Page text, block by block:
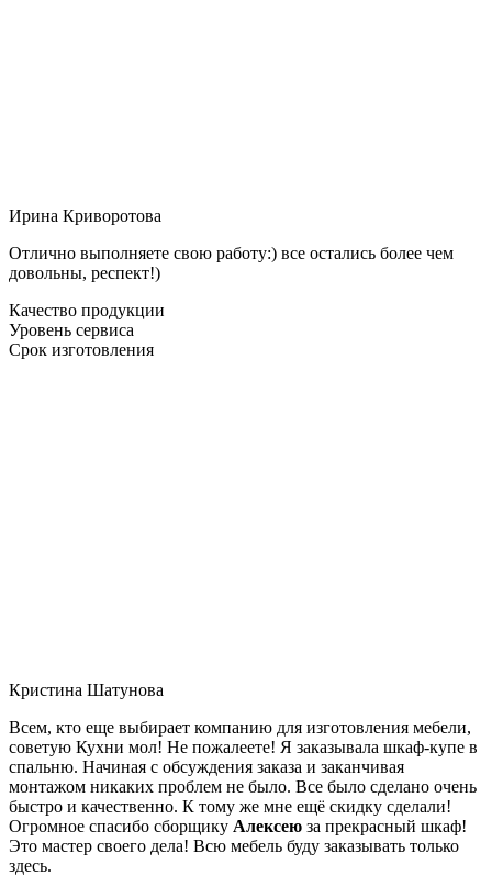
Ирина Криворотова
Отлично выполняете свою работу:) все остались более чем
довольны, респект!)
Качество продукции
Уровень сервиса
Срок изготовления
Кристина Шатунова
Всем, кто еще выбирает компанию для изготовления мебели,
советую Кухни мол! Не пожалеете! Я заказывала шкаф-купе в
спальню. Начиная с обсуждения заказа и заканчивая
монтажом никаких проблем не было. Все было сделано очень
быстро и качественно. К тому же мне ещё скидку сделали!
Огромное спасибо сборщику Алексею за прекрасный шкаф!
Это мастер своего дела! Всю мебель буду заказывать только
здесь.